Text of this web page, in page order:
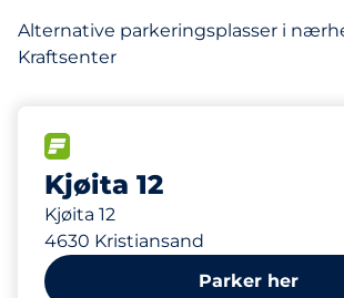
Alternative parkeringsplasser i
Kraftsenter
Kjøita 12
Kjøita 12
4630 Kristiansand
Parker her